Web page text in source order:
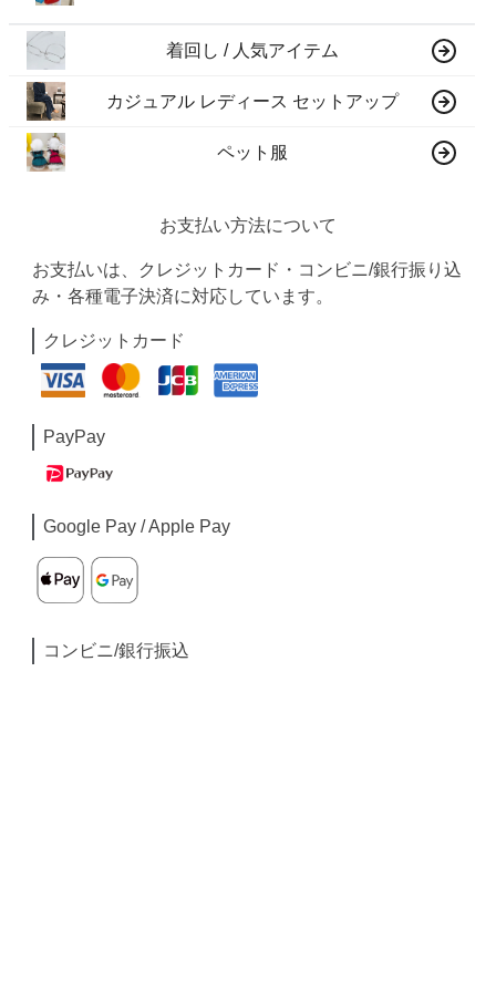
着回し / 人気アイテム
カジュアル レディース セットアップ
ペット服
お支払い方法について
お支払いは、クレジットカード・コンビニ/銀行振り込
み・各種電子決済に対応しています。
クレジットカード
PayPay
Google Pay / Apple Pay
コンビニ/銀行振込